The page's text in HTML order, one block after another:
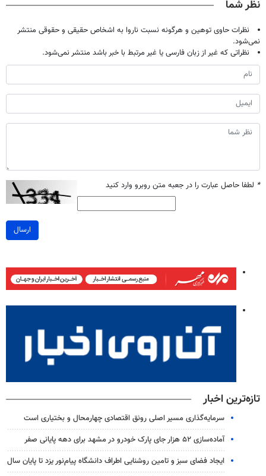
نظر شما
نظرات حاوی توهین و هرگونه نسبت ناروا به اشخاص حقیقی و حقوقی منتشر
نمی‌شود.
نظراتی که غیر از زبان فارسی یا غیر مرتبط با خبر باشد منتشر نمی‌شود.
* لطفا حاصل عبارت را در جعبه متن روبرو وارد کنید
ارسال
تازه‌ترین اخبار
سرمایه‌گذاری مسیر اصلی رونق اقتصادی چهارمحال و بختیاری است
آماده‌سازی ۵۲ هزار جای پارک خودرو در مشهد برای دهه پایانی صفر
ایجاد فضای سبز و تامین روشنایی اطراف دانشگاه پیام‌نور یزد تا پایان سال